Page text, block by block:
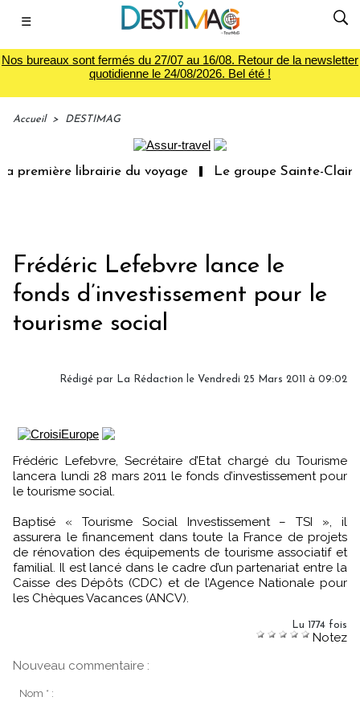
☰
Nos bureaux sont fermés du 27/07 au 16/08. Retour de la newsletter
quotidienne le 24/08/2026. Bel été !
Accueil > DESTIMAG
première librairie du voyage Le groupe Sainte-Claire
Frédéric Lefebvre lance le
fonds d’investissement pour le
tourisme social
Rédigé par La Rédaction le Vendredi 25 Mars 2011 à 09:02
Frédéric Lefebvre, Secrétaire d’Etat chargé du Tourisme
lancera lundi 28 mars 2011 le fonds d’investissement pour
le tourisme social.
Baptisé « Tourisme Social Investissement – TSI », il
assurera le financement dans toute la France de projets
de rénovation des équipements de tourisme associatif et
familial. Il est lancé dans le cadre d’un partenariat entre la
Caisse des Dépôts (CDC) et de l’Agence Nationale pour
les Chèques Vacances (ANCV).
Lu 1774 fois
Notez
Nouveau commentaire :
Nom * :